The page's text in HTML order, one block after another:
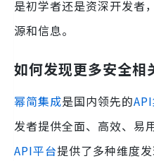
是初学者还是资深开发者
源和信息。
如何发现更多安全相
幂简集成是国内领先的
发者提供全面、高效、易
API平台提供了多种维度